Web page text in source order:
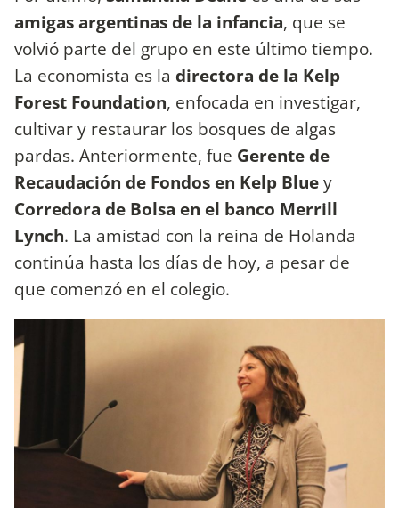
amigas argentinas de la infancia, que se
volvió parte del grupo en este último tiempo.
La economista es la directora de la Kelp
Forest Foundation, enfocada en investigar,
cultivar y restaurar los bosques de algas
pardas. Anteriormente, fue Gerente de
Recaudación de Fondos en Kelp Bluey
Corredora de Bolsa en el banco Merrill
Lynch. La amistad con la reina de Holanda
continúa hasta los días de hoy, a pesar de
que comenzó en el colegio.